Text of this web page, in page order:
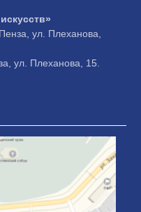
ул. Плеханова,
ул. Плеханова, 15.